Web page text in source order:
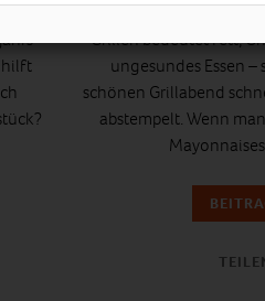
hilft
Grillen bedeutet Fett,
ungesundes Essen –
schönen Grillabend
abstempelt. Wenn